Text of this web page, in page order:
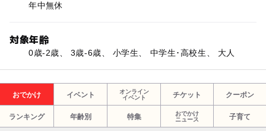
年中無休
対象年齢
0歳-2歳、 3歳-6歳、 小学生、 中学生･高校生、 大人
おでかけ イベント
オンライン
イベント
チケット クーポン
ランキング 年齢別 特集
おでかけ
ニュース
子育て